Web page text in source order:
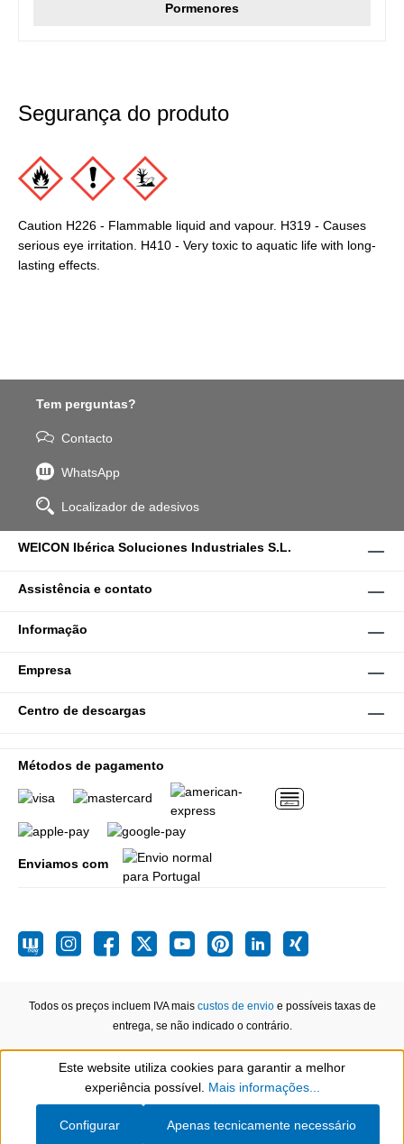
Pormenores
Segurança do produto
Caution H226 - Flammable liquid and vapour. H319 - Causes
serious eye irritation. H410 - Very toxic to aquatic life with long-
lasting effects.
Tem perguntas?
Contacto
WhatsApp
Localizador de adesivos
WEICON Ibérica Soluciones Industriales S.L.
Assistência e contato
Informação
Empresa
Centro de descargas
Métodos de pagamento
Enviamos com
Todos os preços incluem IVA mais custos de envioe possíveis taxas de
entrega, se não indicado o contrário.
Show toolbar
Este website utiliza cookies para garantir a melhor
experiência possível. Mais informações...
Apenas tecnicamente necessário
Configurar